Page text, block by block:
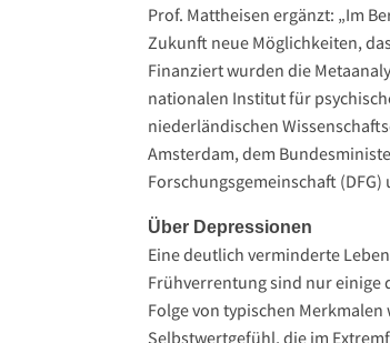
Prof. Mattheisen ergänzt: „Im
Zukunft neue Möglichkeiten,
Finanziert wurden die
nationalen Institut für
niederländischen
Amsterdam, dem
Forschungsgemeinschaft
Über Depressionen
Eine deutlich verminderte
Frühverrentung sind nur einige
Folge von typischen
Selbstwertgefühl, die im